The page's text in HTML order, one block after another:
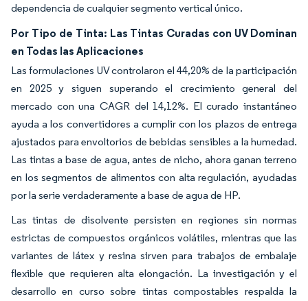
dependencia de cualquier segmento vertical único.
Por Tipo de Tinta: Las Tintas Curadas con UV Dominan
en Todas las Aplicaciones
Las formulaciones UV controlaron el 44,20% de la participación
en 2025 y siguen superando el crecimiento general del
mercado con una CAGR del 14,12%. El curado instantáneo
ayuda a los convertidores a cumplir con los plazos de entrega
ajustados para envoltorios de bebidas sensibles a la humedad.
Las tintas a base de agua, antes de nicho, ahora ganan terreno
en los segmentos de alimentos con alta regulación, ayudadas
por la serie verdaderamente a base de agua de HP.
Las tintas de disolvente persisten en regiones sin normas
estrictas de compuestos orgánicos volátiles, mientras que las
variantes de látex y resina sirven para trabajos de embalaje
flexible que requieren alta elongación. La investigación y el
desarrollo en curso sobre tintas compostables respalda la